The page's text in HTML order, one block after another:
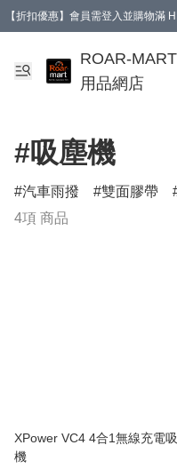
【折扣優惠】會員需登入並購物滿
【會員禮遇】會員消費滿 HKD
ROAR-
用品網店
#吸塵機
汽車雨撥 雙面膠帶
4項 商品
XPower VC4 4合1無線充電
機